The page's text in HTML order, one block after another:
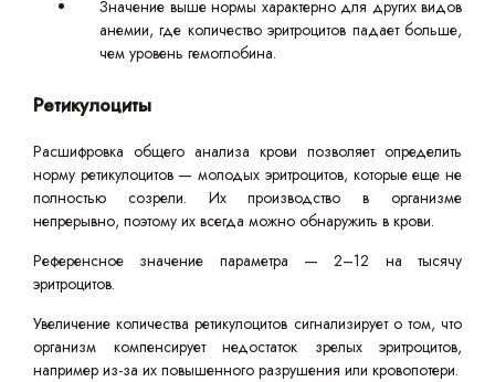
Значение выше нормы характерно для других видов
анемии, где количество эритроцитов падает больше,
чем уровень гемоглобина.
Ретикулоциты
Расшифровка общего анализа крови позволяет определить
норму ретикулоцитов — молодых эритроцитов, которые еще не
полностью созрели. Их производство в организме
непрерывно, поэтому их всегда можно обнаружить в крови.
Референсное значение параметра — 2–12 на тысячу
эритроцитов.
Увеличение количества ретикулоцитов сигнализирует о том, что
организм компенсирует недостаток зрелых эритроцитов,
например из-за их повышенного разрушения или кровопотери.